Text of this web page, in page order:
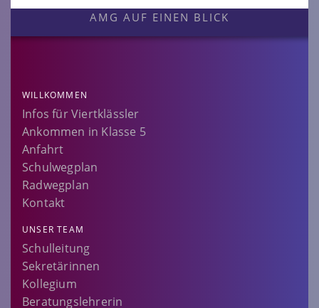
AMG AUF EINEN BLICK
WILLKOMMEN
Infos für Viertklässler
Ankommen in Klasse 5
Anfahrt
Schulwegplan
Radwegplan
Kontakt
UNSER TEAM
Schulleitung
Sekretärinnen
Kollegium
Beratungslehrerin